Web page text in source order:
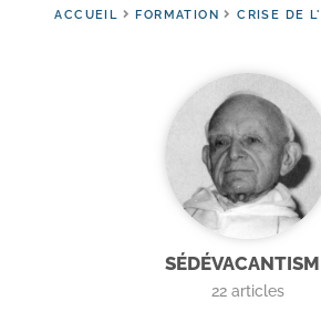
ACCUEIL FORMATION CRISE DE
22 articles